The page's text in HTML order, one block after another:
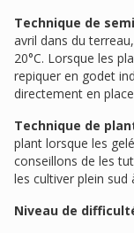
Technique de
avril dans du
20°C. Lorsque les
repiquer en godet
directement en
Technique de
plant lorsque les
conseillons de les
les cultiver plein sud
Niveau de